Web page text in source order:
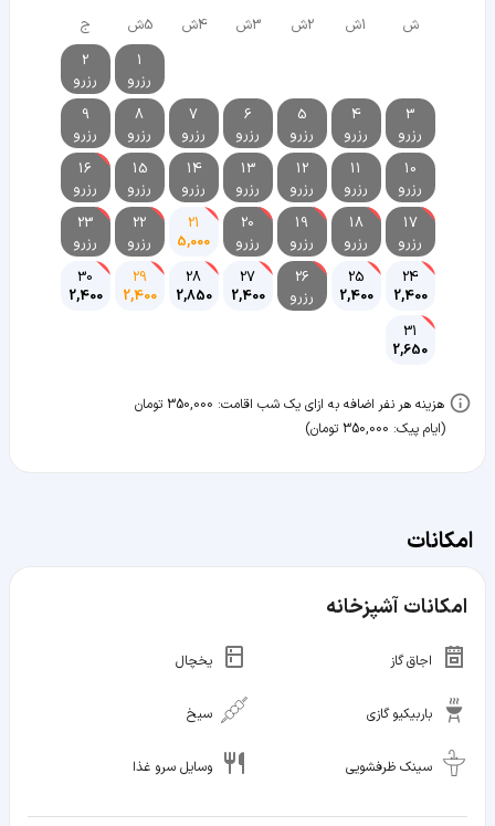
ش 1ش 2ش 3ش 4ش 5ش
ج
1
رزرو
2
رزرو
3
رزرو
4
رزرو
5
رزرو
6
رزرو
7
رزرو
8
رزرو
9
رزرو
10
رزرو
11
رزرو
12
رزرو
13
رزرو
14
رزرو
15
رزرو
16
رزرو
17
رزرو
18
رزرو
19
رزرو
20
رزرو
21
5,000
22
رزرو
23
رزرو
24
2,400
25
2,400
26
رزرو
27
2,400
28
2,850
29
2,400
30
2,400
31
2,650
هزینه هر نفر اضافه به ازای یک شب اقامت: 350,000 تومان
(ایام پیک: 350,000 تومان)
امکانات
امکانات آشپزخانه
اجاق گاز یخچال
باربیکیو گازی سیخ
سینک ظرفشویی وسایل سرو غذا